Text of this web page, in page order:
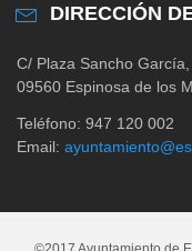
DIRECCIÓN
C/ Plaza Sancho García,
09560 Espinosa de los
Teléfono: 947 120 002
Email: